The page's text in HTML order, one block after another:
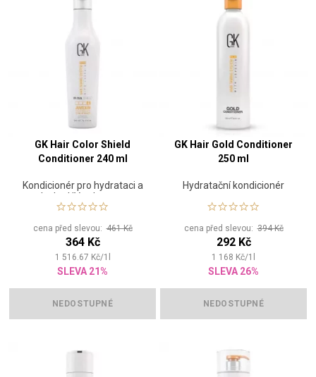
GK Hair Color Shield
Conditioner 240 ml
Kondicionér pro hydrataci a
lesk s UV ochranou
cena před slevou:461 Kč
364 Kč
1 516.67 Kč/1
SLEVA 21%
NEDOSTUPNÉ
GK Hair Gold Conditioner
250 ml
Hydratační kondicionér
cena před slevou:394 Kč
292 Kč
1 168 Kč/1
SLEVA 26%
NEDOSTUPNÉ